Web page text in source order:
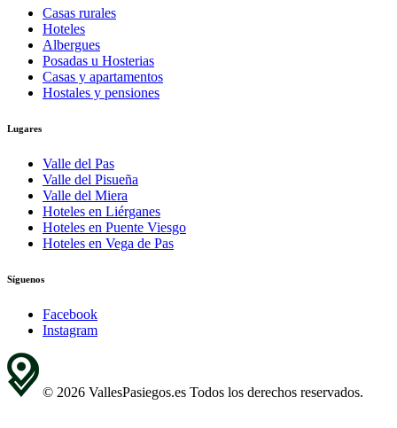
Casas rurales
Hoteles
Albergues
Posadas u Hosterias
Casas y apartamentos
Hostales y pensiones
Lugares
Valle del Pas
Valle del Pisueña
Valle del Miera
Hoteles en Liérganes
Hoteles en Puente Viesgo
Hoteles en Vega de Pas
Síguenos
Facebook
Instagram
© 2026 VallesPasiegos.es Todos los derechos reservados.